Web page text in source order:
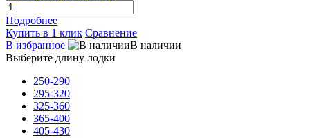
Подробнее
Купить в 1 клик Сравнение
В избранное
В наличии
Выберите длину лодки
250-290
295-320
325-360
365-400
405-430